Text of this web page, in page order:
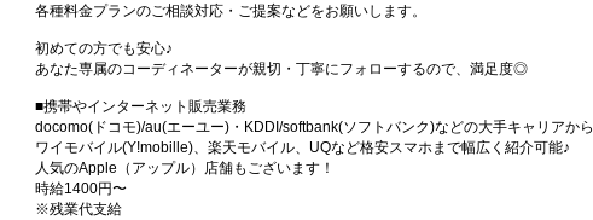
各種料金プランのご相談対応・ご提案などをお願いします。
初めての方でも安心♪
あなた専属のコーディネーターが親切・丁寧にフォローするので、満足度◎
■携帯やインターネット販売業務
docomo(ドコモ)/au(エーユー)・KDDI/softbank(ソフトバンク)などの大手キャリアから
ワイモバイル(Y!mobille)、楽天モバイル、UQなど格安スマホまで幅広く紹介可能♪
人気のApple（アップル）店舗もございます！
時給1400円〜
※残業代支給